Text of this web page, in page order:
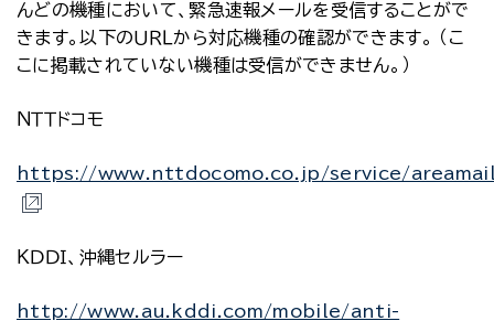
んどの機種において、緊急速報メールを受信することがで
きます。以下のＵＲＬから対応機種の確認ができます。 （こ
こに掲載されていない機種は受信ができません。）
ＮＴＴドコモ
https://www.nttdocomo.co.jp/service/
ＫＤＤＩ、沖縄セルラー
http://www.au.kddi.com/mobile/anti-